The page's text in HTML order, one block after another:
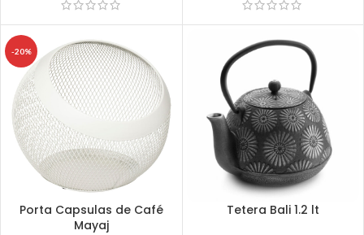
-20%
Porta Capsulas de Café
Mayaj
Tetera Bali 1.2 lt